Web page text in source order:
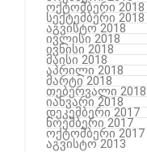
ოქტომბერი 2018
სექტემბერი 2018
აგვისტო 2018
ივლისი 2018
ივნისი 2018
მაისი 2018
აპრილი 2018
მარტი 2018
თებერვალი 2018
იანვარი 2018
დეკემბერი 2017
ნოემბერი 2017
ოქტომბერი 2017
აგვისტო 2013